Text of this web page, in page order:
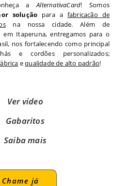
aAlternativaCard! Somos
solução para a fabricação de
na nossa cidade. Além de
em Itaperuna, entregamos para o
nos fortalecendo como principal
e cordões personalizados;
equalidade de alto padrão!
Ver video
Gabaritos
Saiba mais
Chame já